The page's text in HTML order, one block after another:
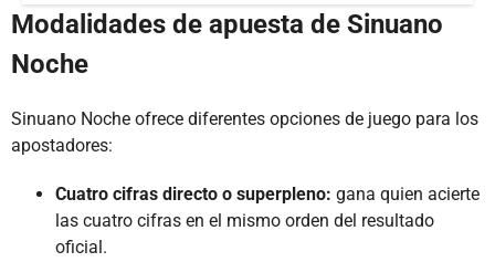
Modalidades de apuesta de Sinuano
Noche
Sinuano Noche ofrece diferentes opciones de juego para los
apostadores:
Cuatro cifras directo o superpleno: gana quien acierte
las cuatro cifras en el mismo orden del resultado
oficial.